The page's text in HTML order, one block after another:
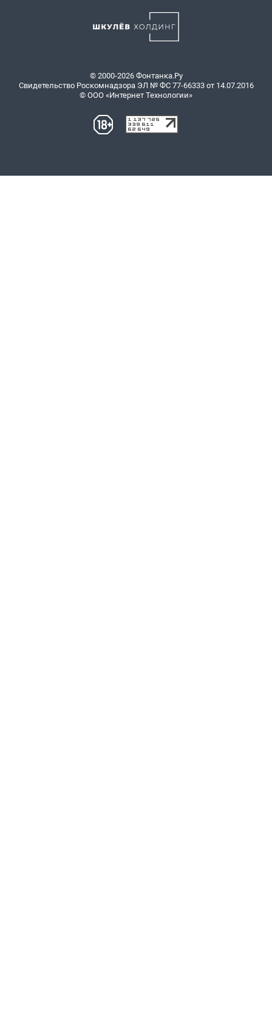
© 2000-2026 Фонтанка.Ру
Свидетельство Роскомнадзора ЭЛ № ФС 77-66333 от 14.07.2016
© ООО «Интернет Технологии»